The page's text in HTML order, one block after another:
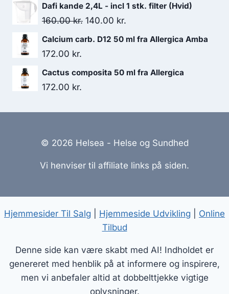
114.95 kr..
Dafi kande 2,4L - incl 1 stk. filter (Hvid)
160.00kr. Den
oprindelige
140.00 kr.
aktuelle
Calcium carb. D12 50 ml fra Allergica Amba
172.00 kr.
Cactus composita 50 ml fra Allergica
172.00 kr.
© 2026 Helsea - Helse og Sundhed
Vi henviser til affiliate links på siden.
Hjemmesider Til Salg Hjemmeside Udvikling
Online
Tilbud
Denne side kan være skabt med AI! Indholdet er
genereret med henblik på at informere og inspirere,
men vi anbefaler altid at dobbelttjekke vigtige
oplysninger.